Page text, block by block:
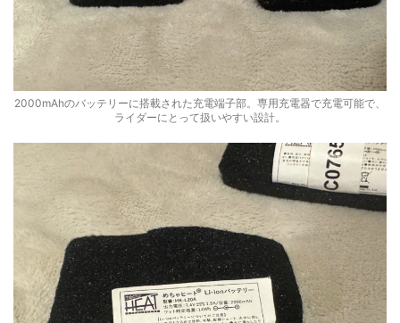
2000mAhのバッテリーに搭載された充電端子部。専用充電器で充電可能で、
ライダーにとって扱いやすい設計。